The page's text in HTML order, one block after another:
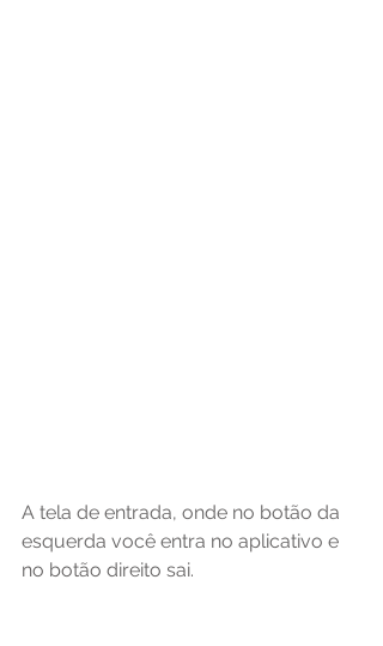
A tela de entrada, onde no botão da
esquerda você entra no aplicativo e
no botão direito sai.